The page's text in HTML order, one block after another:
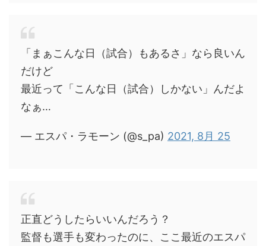
「まぁこんな日（試合）もあるさ」なら良いん
だけど
最近って「こんな日（試合）しかない」んだよ
なぁ…
— エスパ・ラモーン (@s_pa) 2021, 8月 25
正直どうしたらいいんだろう？
監督も選手も変わったのに、ここ最近のエスパ